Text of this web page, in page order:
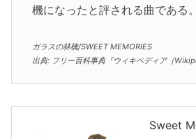
機になったと評される曲である。
ガラスの林檎/SWEET MEMORIES
出典: フリー百科事典『ウィキペディア（
Sweet